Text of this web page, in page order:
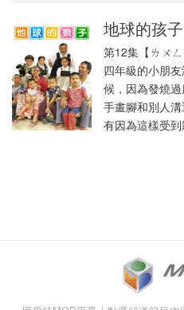
地球的孩
第12集【ㄌㄨ
四年級的小朋
候，因為發燒
手畫腳和別人
有因為這樣受